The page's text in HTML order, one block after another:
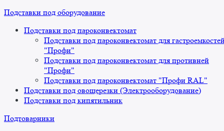
Подставки под оборудование
Подставки под пароконвектомат
Подставки под пароконвектомат для
"Профи"
Подставки под пароконвектомат для противней
"Профи"
Подставки под пароконвектомат "Профи RAL"
Подставки под овощерезки (Электрооборудование)
Подставки под кипятильник
Подтоварники